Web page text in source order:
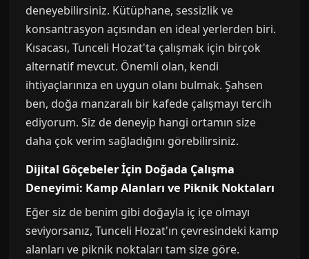
deneyebilirsiniz. Kütüphane, sessizlik ve
konsantrasyon açısından en ideal yerlerden biri.
Kısacası, Tunceli Hozat'ta çalışmak için birçok
alternatif mevcut. Önemli olan, kendi
ihtiyaçlarınıza en uygun olanı bulmak. Şahsen
ben, doğa manzaralı bir kafede çalışmayı tercih
ediyorum. Siz de deneyip hangi ortamın size
daha çok verim sağladığını görebilirsiniz.
Dijital Göçebeler İçin Doğada Çalışma
Deneyimi: Kamp Alanları ve Piknik Noktaları
Eğer siz de benim gibi doğayla iç içe olmayı
seviyorsanız, Tunceli Hozat'ın çevresindeki kamp
alanları ve piknik noktaları tam size göre.